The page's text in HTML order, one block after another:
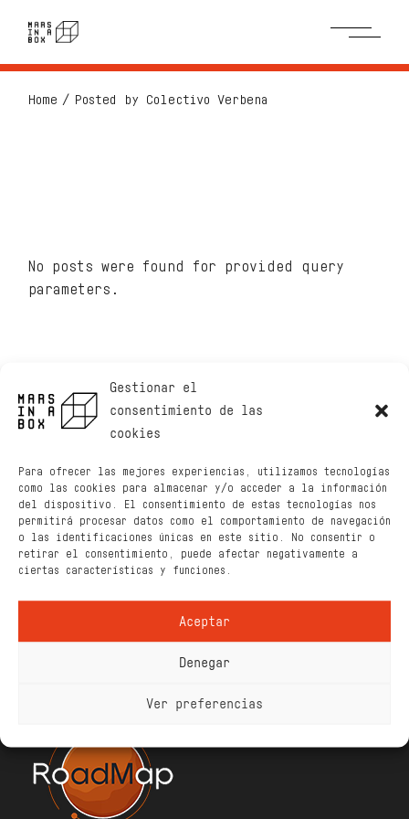
Gestionar el
consentimiento de las
cookies
Para ofrecer las mejores experiencias, utilizamos tecnologías
como las cookies para almacenar y/o acceder a la información
del dispositivo. El consentimiento de estas tecnologías nos
permitirá procesar datos como el comportamiento de navegación
o las identificaciones únicas en este sitio. No consentir o
retirar el consentimiento, puede afectar negativamente a
ciertas características y funciones.
Aceptar
Denegar
Ver preferencias
Home Posted by Colectivo Verbena
No posts were found for provided query
parameters.
This project has received funding from the European
programme under grant agreement No 101004052